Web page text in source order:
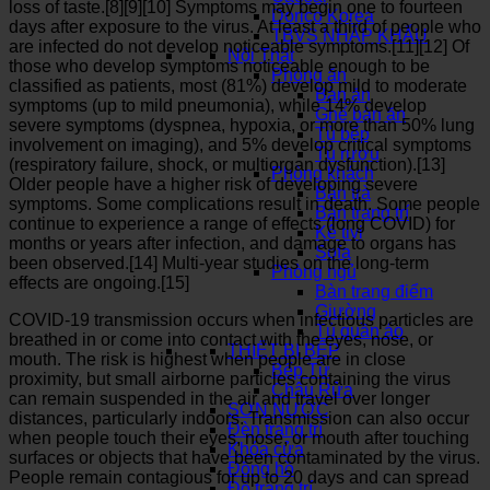
Dorico Korea
TBVS NHẬP KHẨU
Nội Thất
Phòng ăn
Bàn ăn
Ghế bàn ăn
Tủ bếp
Tủ rượu
Phòng khách
Bàn trà
Bàn trang trí
Kệ tivi
Sofa
Phòng ngủ
Bàn trang điểm
Giường
Tủ quần áo
THIẾT BỊ BẾP
Bếp Từ
Chậu Rửa
SƠN NƯỚC
Đèn trang trí
Khóa cửa
Đồng hồ
loss of taste.[8][9][10] Symptoms may begin one to fourteen
days after exposure to the virus. At least a third of people who
are infected do not develop noticeable symptoms.[11][12] Of
those who develop symptoms noticeable enough to be
classified as patients, most (81%) develop mild to moderate
symptoms (up to mild pneumonia), while 14% develop
severe symptoms (dyspnea, hypoxia, or more than 50% lung
involvement on imaging), and 5% develop critical symptoms
(respiratory failure, shock, or multiorgan dysfunction).[13]
Older people have a higher risk of developing severe
symptoms. Some complications result in death. Some people
continue to experience a range of effects (long COVID) for
months or years after infection, and damage to organs has
been observed.[14] Multi-year studies on the long-term
effects are ongoing.[15]
COVID‑19 transmission occurs when infectious particles are
breathed in or come into contact with the eyes, nose, or
mouth. The risk is highest when people are in close
proximity, but small airborne particles containing the virus
can remain suspended in the air and travel over longer
distances, particularly indoors. Transmission can also occur
when people touch their eyes, nose, or mouth after touching
surfaces or objects that have been contaminated by the virus.
People remain contagious for up to 20 days and can spread